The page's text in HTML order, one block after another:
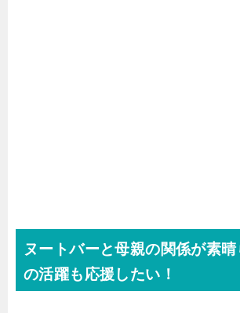
ヌートバーと母親の関係が素
の活躍も応援したい！